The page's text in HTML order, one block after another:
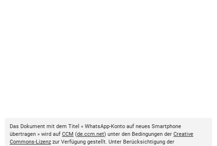
Das Dokument mit dem Titel « WhatsApp-Konto auf neues Smartphone
übertragen » wird auf CCM (de.ccm.net) unter den Bedingungen der Creative
Commons-Lizenz zur Verfügung gestellt. Unter Berücksichtigung der